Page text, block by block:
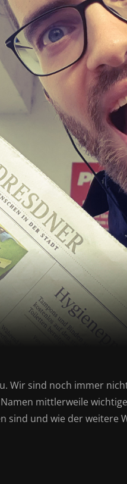
Wir sind noch immer
mittlerweile
sind und wie der weitere